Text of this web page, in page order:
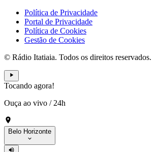
Política de Privacidade
Portal de Privacidade
Política de Cookies
Gestão de Cookies
© Rádio Itatiaia. Todos os direitos reservados.
Tocando agora!
Ouça ao vivo / 24h
Belo Horizonte